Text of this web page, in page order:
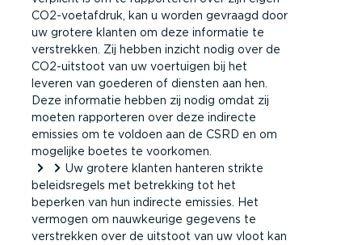
CO2-voetafdruk, kan u worden gevraagd door
uw grotere klanten om deze informatie te
verstrekken. Zij hebben inzicht nodig over de
CO2-uitstoot van uw voertuigen bij het
leveren van goederen of diensten aan hen.
Deze informatie hebben zij nodig omdat zij
moeten rapporteren over deze indirecte
emissies om te voldoen aan de CSRD en om
mogelijke boetes te voorkomen.
Uw grotere klanten hanteren strikte
beleidsregels met betrekking tot het
beperken van hun indirecte emissies. Het
vermogen om nauwkeurige gegevens te
verstrekken over de uitstoot van uw vloot kan